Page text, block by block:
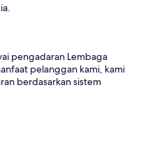
pengadaran Lembaga
pelanggan kami, kami
berdasarkan sistem